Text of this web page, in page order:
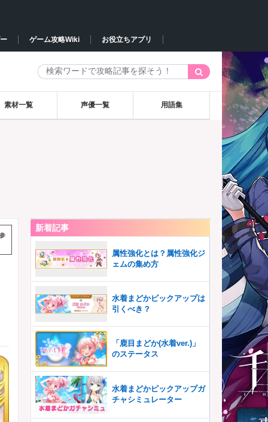
ゲーム攻略Wiki お役立ちアプリ
素材一覧 声優一覧 用語集
新着記事
属性強化とは？属性強化ジ
ェムの集め方
水着まどかピックアップは
引くべき？
「鹿目まどか(水着ver.)」
のステータス
水着まどかピックアップガ
チャシミュレーター